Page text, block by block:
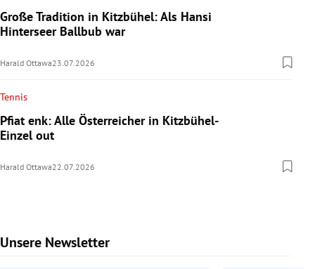
Große Tradition in Kitzbühel: Als Hansi
Hinterseer Ballbub war
Harald Ottawa23.07.2026
Tennis
Pfiat enk: Alle Österreicher in Kitzbühel-
Einzel out
Harald Ottawa22.07.2026
Unsere Newsletter
Slide 1 von 9